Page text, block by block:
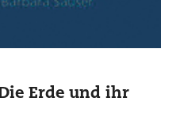
Erde und ihr